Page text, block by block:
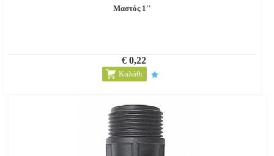
Μαστός 1''
€ 0,22
Καλάθι